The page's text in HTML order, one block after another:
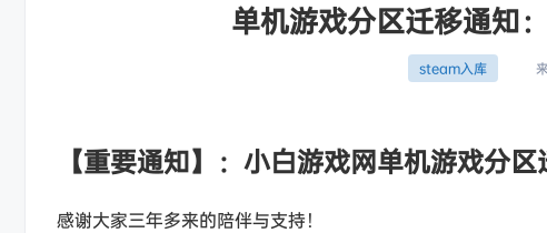
单机游戏分区迁移通知
steam入库
【重要通知】：小白游戏网单机游戏分
感谢大家三年多来的陪伴与支持！